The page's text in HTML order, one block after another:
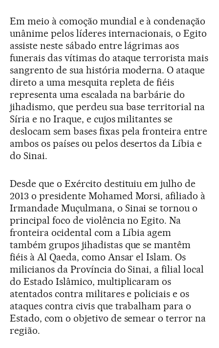
Em meio à comoção mundial e à condenação
unânime pelos líderes internacionais, o Egito
assiste neste sábado entre lágrimas aos
funerais das vítimas do ataque terrorista mais
sangrento de sua história moderna. O ataque
direto a uma mesquita repleta de fiéis
representa uma escalada na barbárie do
jihadismo, que perdeu sua base territorial na
Síria e no Iraque, e cujos militantes se
deslocam sem bases fixas pela fronteira entre
ambos os países ou pelos desertos da Líbia e
do Sinai.
Desde que o Exército destituiu em julho de
2013 o presidente Mohamed Morsi, afiliado à
Irmandade Muçulmana, o Sinai se tornou o
principal foco de violência no Egito. Na
fronteira ocidental com a Líbia agem
também grupos jihadistas que se mantêm
fiéis à Al Qaeda, como Ansar el Islam. Os
milicianos da Província do Sinai, a filial local
do Estado Islâmico, multiplicaram os
atentados contra militares e policiais e os
ataques contra civis que trabalham para o
Estado, com o objetivo de semear o terror na
região.